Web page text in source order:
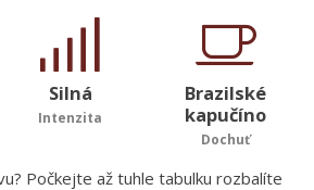
Silná
Intenzita
Brazilské
kapučíno
Dochuť
Počkejte až tuhle tabulku rozbalíte